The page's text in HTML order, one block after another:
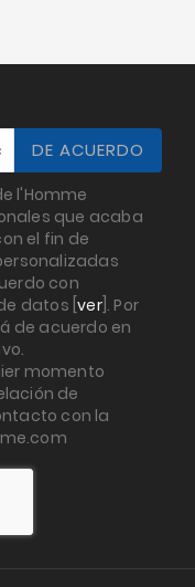
l'Homme
que acaba
el fin de
con
datos [ver]. Por
de acuerdo en
momento
de
con la